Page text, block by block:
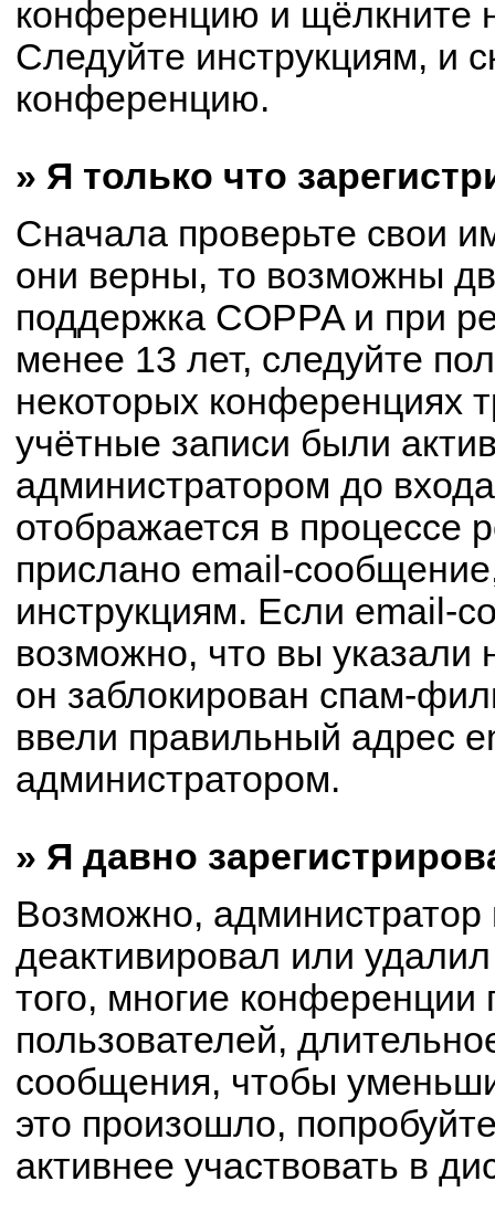
конференцию и щёлкните
Следуйте инструкциям, и
конференцию.
» Я только что
Сначала проверьте свои
они верны, то возможны
поддержка COPPA и при
менее 13 лет, следуйте
некоторых конференциях
учётные записи были
администратором до
отображается в процессе
прислано email-
инструкциям. Если email-
возможно, что вы
он заблокирован спам-
ввели правильный адрес
администратором.
» Я давно
Возможно, администратор
деактивировал или
того, многие конференции
пользователей,
сообщения, чтобы
это произошло,
активнее участвовать в